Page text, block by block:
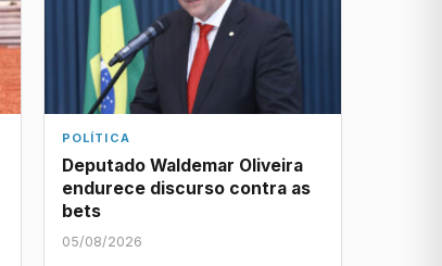
POLÍTICA
Deputado Waldemar Oliveira
endurece discurso contra as
bets
05/08/2026